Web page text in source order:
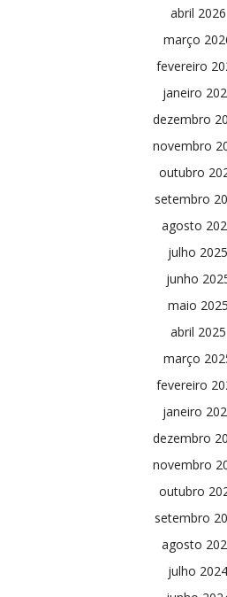
abril 2026
março
fevereiro
janeiro
dezembro
novembro
outubro
setembro
agosto
julho 2025
junho
maio 2025
abril 2025
março
fevereiro
janeiro
dezembro
novembro
outubro
setembro
agosto
julho 2024